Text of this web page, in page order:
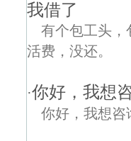
我借了
有个包工头，
活费，没还。
·你好，我想
你好，我想咨